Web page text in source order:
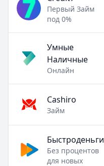
Первый Займ
под 0%
Умные
Наличные
Онлайн
Cashiro
Займ
Быстроденьги
Без процентов
для новых